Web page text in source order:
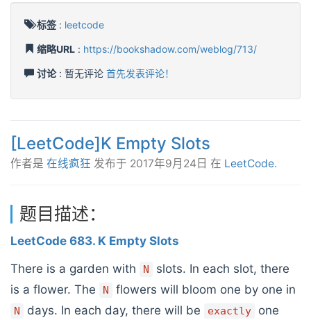
标签 : leetcode
缩略URL : https://bookshadow.com/weblog/713/
讨论: 暂无评论 首先发表评论！
[LeetCode]K Empty Slots
作者是 在线疯狂 发布于 2017年9月24日 在 LeetCode.
题目描述：
LeetCode 683. K Empty Slots
There is a garden with
N
slots. In each slot, there
is a flower. The
N flowers will bloom one by one in
N days. In each day, there will be exactly
one